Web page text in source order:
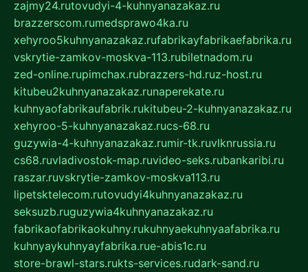
zajmy24.rutovudyi-4-kuhnyanazakaz.ru
brazzerscom.rumedsprawo4ka.ru
xehyroo5kuhnyanazakaz.rufabrikayfabrikaefabrika.ru
vskrytie-zamkov-moskva-113.rubiletnadom.ru
zed-online.rupimchax.rubrazzers-hd.ruz-host.ru
kitubeu2kuhnyanazakaz.runaperekate.ru
kuhnyaofabrikaufabrik.rukitubeu-2-kuhnyanazakaz.ru
xehyroo-5-kuhnyanazakaz.rucs-68.ru
guzywia-4-kuhnyanazakaz.rumir-tk.ruvlknrussia.ru
cs68.ruvladivostok-map.ruvideo-seks.rubankaribi.ru
raszar.ruvskrytie-zamkov-moskva113.ru
lipetsktelecom.rutovudyi4kuhnyanazakaz.ru
seksuzb.ruguzywia4kuhnyanazakaz.ru
fabrikaofabrikaokuhny.rukuhnyaekuhnyaafabrika.ru
kuhnyaykuhnyayfabrika.rue-abis1c.ru
store-brawl-stars.rukts-services.rudark-sand.ru